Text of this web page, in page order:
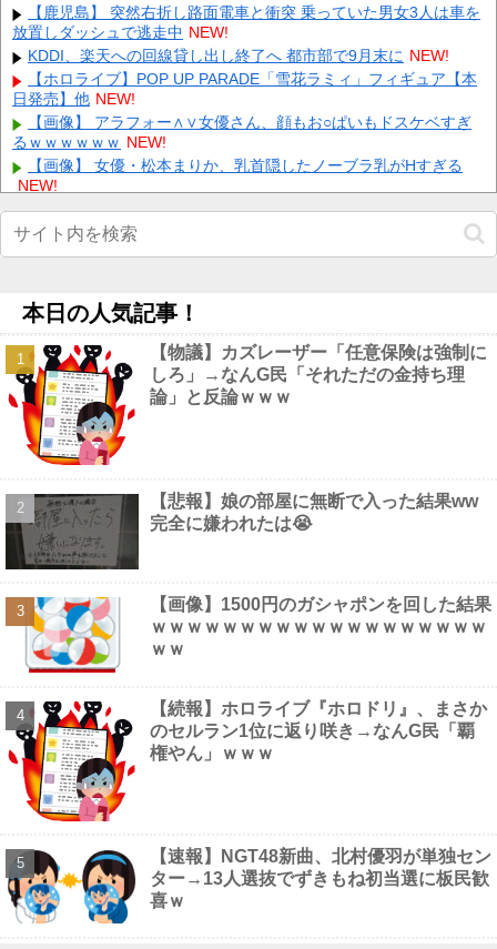
熊本のホーム開幕戦は予定通り開催…えがお健康スタジアムの施
設再開受け、15日に栃木SC戦 他
彼氏が『この車』買おうとして私とケンカになってるんだけどｗ
ｗｗｗｗｗ NEW!
【画像】 まま「なんかプール入ってたら学生にめっちゃ見られた
w」 NEW!
Powered by livedoor 相互RSS
【鹿児島】 突然右折し路面電車と衝突 乗っていた男女3人は車を
放置しダッシュで逃走中 NEW!
KDDI、楽天への回線貸し出し終了へ 都市部で9月末に NEW!
【ホロライブ】POP UP PARADE「雪花ラミィ」フィギュア【本
日発売】他 NEW!
【画像】 アラフォー∧∨女優さん、顔もお○ぱいもドスケベすぎ
るｗｗｗｗｗｗ NEW!
【画像】 女優・松本まりか、乳首隠したノーブラ乳がHすぎる
NEW!
【悲報】インドネシア高速鉄道、上半期だけで前年の赤字を上回
ってしまう
wwwwwwwwwwwwwwwwwwwwwwwwwwwwwwwwwwwwwwwwww
※gifあり NEW!
【悲報】女が笑いを取る方法、「女を捨てる」「下ネタ連発す
る」「体を張る」しかないｗｗｗｗｗ他 NEW!
【画像】 ほぼ全裸なドスケベコスプレイヤーの身体がエ□すぎる
ｗｗｗ NEW!
【画像】 ガールズバー店員えっろ
みい山作者・亜月ねねちゃんがチョロくて可愛いwwwwwww （※
画像あり）他
人気YouTuberさん、動画内で最悪の秘密がバレて終わる・・・他
NEW!
Powered by livedoor 相互RSS
本日の人気記事！
【物議】カズレーザー「任意保険は強制に
しろ」→なんG民「それただの金持ち理
論」と反論ｗｗｗ
【悲報】娘の部屋に無断で入った結果ww
完全に嫌われたは😭
【画像】1500円のガシャポンを回した結果
ｗｗｗｗｗｗｗｗｗｗｗｗｗｗｗｗｗｗｗ
ｗｗ
【続報】ホロライブ『ホロドリ』、まさか
のセルラン1位に返り咲き→なんG民「覇
権やん」ｗｗｗ
【速報】NGT48新曲、北村優羽が単独セン
ター→13人選抜でずきもね初当選に板民歓
喜ｗ